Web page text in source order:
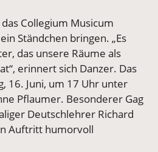
Collegium Musicum
Ständchen bringen. „Es
das unsere Räume als
erinnert sich Danzer. Das
16. Juni, um 17 Uhr unter
Pflaumer. Besonderer Gag
Deutschlehrer Richard
Auftritt humorvoll